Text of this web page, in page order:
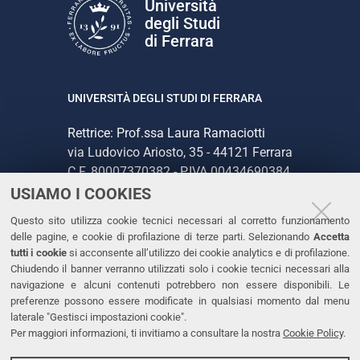
USIAMO I COOKIES
Questo sito utilizza cookie tecnici necessari al corretto funzionamento
delle pagine, e cookie di profilazione di terze parti. Selezionando Accetta
tutti i cookiesi acconsente all’utilizzo dei cookie analytics e di profilazione.
Chiudendo il banner verranno utilizzati solo i cookie tecnici necessari alla
navigazione e alcuni contenuti potrebbero non essere disponibili. Le
preferenze possono essere modificate in qualsiasi momento dal menu
laterale "Gestisci impostazioni cookie".
Per maggiori informazioni, ti invitiamo a consultare la nostra Cookie Policy.
Università
degli Studi
di Ferrara
UNIVERSITÀ DEGLI STUDI DI FERRARA
Rettrice: Prof.ssa Laura Ramaciotti
via Ludovico Ariosto, 35 - 44121 Ferrara
C.F. 80007370382 - P.IVA 00434690384
CONTATTI
Tel. +39 0532 293111
Fax. +39 0532 293031
PEC
LINKS